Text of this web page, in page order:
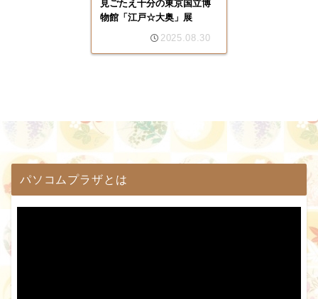
見ごたえ十分の東京国立博
物館「江戸☆大奥」展
2025.08.30
パソコムプラザとは